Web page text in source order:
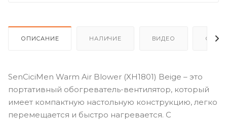
ОПИСАНИЕ НАЛИЧИЕ ВИДЕО
SenCiciMen Warm Air Blower (XH1801) Beige – это
портативный обогреватель-вентилятор, который
имеет компактную настольную конструкцию, легко
перемещается и быстро нагревается. С